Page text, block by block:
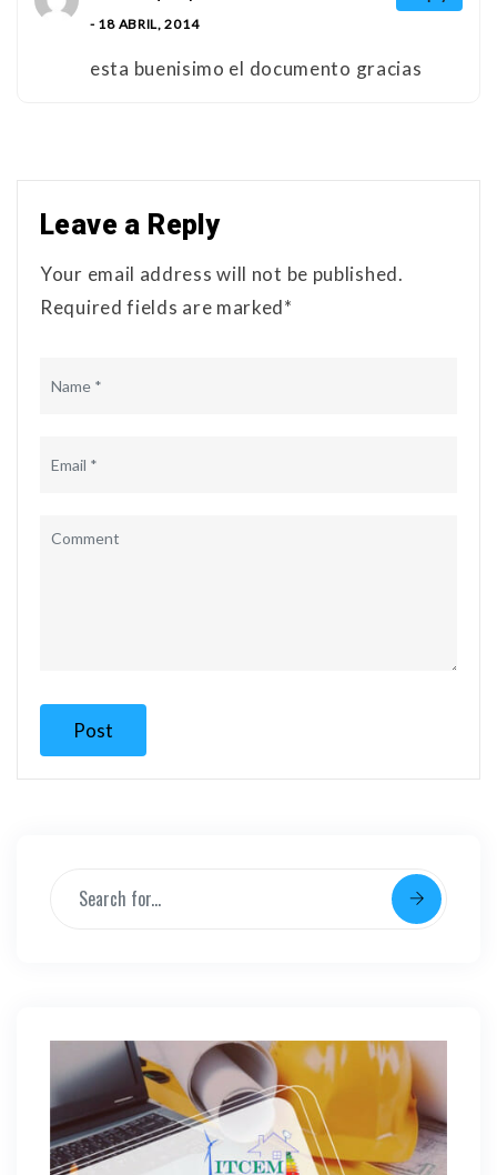
- 18 ABRIL, 2014
esta buenisimo el documento gracias
Leave a Reply
Your email address will not be published.
Required fields are marked*